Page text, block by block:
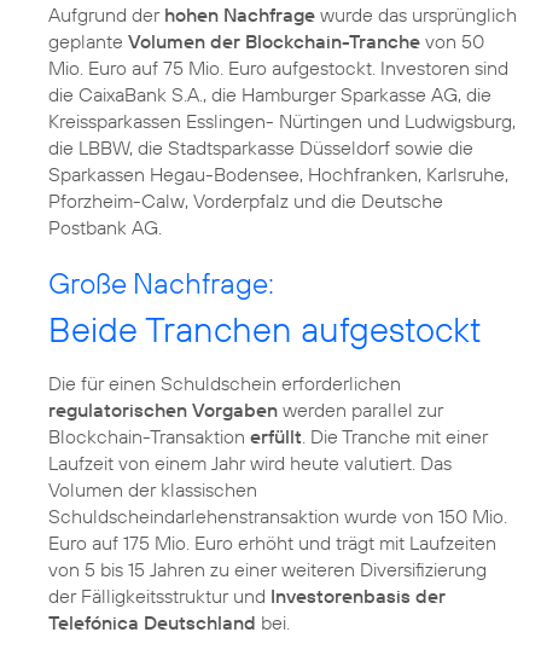
Aufgrund der hohen Nachfrage wurde das ursprünglich
geplante Volumen der Blockchain-Tranche von 50
Mio. Euro auf 75 Mio. Euro aufgestockt. Investoren sind
die CaixaBank S.A., die Hamburger Sparkasse AG, die
Kreissparkassen Esslingen- Nürtingen und Ludwigsburg,
die LBBW, die Stadtsparkasse Düsseldorf sowie die
Sparkassen Hegau-Bodensee, Hochfranken, Karlsruhe,
Pforzheim-Calw, Vorderpfalz und die Deutsche
Postbank AG.
Große Nachfrage:
Beide Tranchen aufgestockt
Die für einen Schuldschein erforderlichen
regulatorischen Vorgaben werden parallel zur
Blockchain-Transaktion erfüllt . Die Tranche mit einer
Laufzeit von einem Jahr wird heute valutiert. Das
Volumen der klassischen
Schuldscheindarlehenstransaktion wurde von 150 Mio.
Euro auf 175 Mio. Euro erhöht und trägt mit Laufzeiten
von 5 bis 15 Jahren zu einer weiteren Diversifizierung
der Fälligkeitsstruktur und Investorenbasis der
Telefónica Deutschland bei.